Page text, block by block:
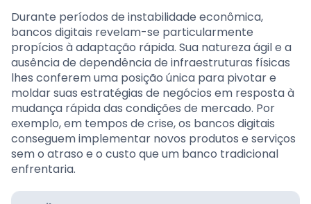
Durante períodos de instabilidade econômica,
bancos digitais revelam-se particularmente
propícios à adaptação rápida. Sua natureza ágil e a
ausência de dependência de infraestruturas físicas
lhes conferem uma posição única para pivotar e
moldar suas estratégias de negócios em resposta à
mudança rápida das condições de mercado. Por
exemplo, em tempos de crise, os bancos digitais
conseguem implementar novos produtos e serviços
sem o atraso e o custo que um banco tradicional
enfrentaria.